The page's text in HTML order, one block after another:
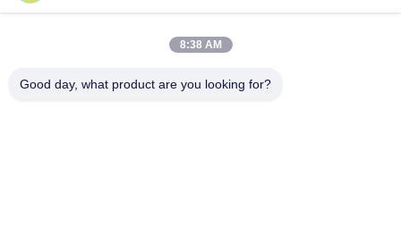
Универсальная химическая раковина теплообменного
8:38 AM
Good day, what product are you looking for?